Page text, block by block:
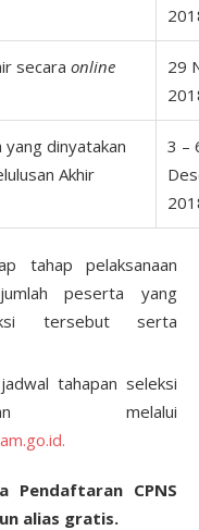
secara online
29
dinyatakan
Akhir
3 –
tahap pelaksanaan
peserta yang
tersebut serta
tahapan seleksi
melalui
.
Pendaftaran CPNS
alias gratis.